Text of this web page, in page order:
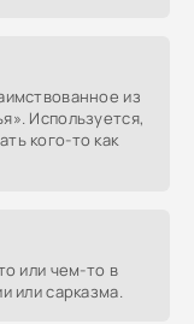
из
Используется,
кого-то как
или чем-то в
или сарказма.